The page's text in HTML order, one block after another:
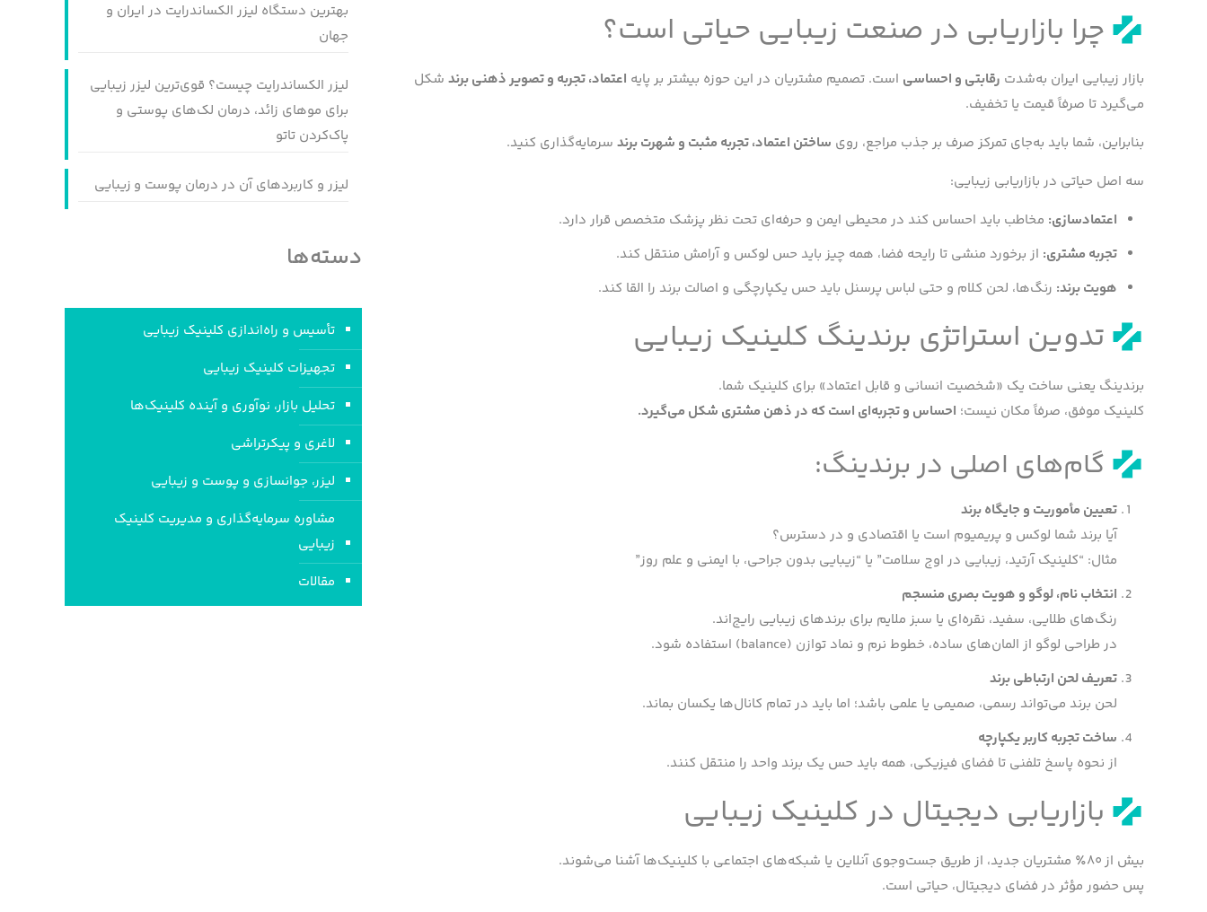
چرا بازاریابی در صنعت زیبایی حیاتی است؟
بازار زیبایی ایران به‌شدت رقابتی و احساسی است. تصمیم مشتریان در این حوزه بیشتر بر پایه اعتماد، تجربه و تصویر ذهنی برند شکل
می‌گیرد تا صرفاً قیمت یا تخفیف.
بنابراین، شما باید به‌جای تمرکز صرف بر جذب مراجع، روی ساختن اعتماد، تجربه مثبت و شهرت برند سرمایه‌گذاری کنید.
سه اصل حیاتی در بازاریابی زیبایی:
اعتمادسازی: مخاطب باید احساس کند در محیطی ایمن و حرفه‌ای تحت نظر پزشک متخصص قرار دارد.
تجربه مشتری: از برخورد منشی تا رایحه فضا، همه چیز باید حس لوکس و آرامش منتقل کند.
هویت برند: رنگ‌ها، لحن کلام و حتی لباس پرسنل باید حس یکپارچگی و اصالت برند را القا کند.
تدوین استراتژی برندینگ کلینیک زیبایی
برندینگ یعنی ساخت یک «شخصیت انسانی و قابل اعتماد» برای کلینیک شما.
کلینیک موفق، صرفاً مکان نیست؛ احساس و تجربه‌ای است که در ذهن مشتری شکل می‌گیرد.
گام‌های اصلی در برندینگ:
تعیین مأموریت و جایگاه برند
آیا برند شما لوکس و پریمیوم است یا اقتصادی و در دسترس؟
مثال: “کلینیک آرتید، زیبایی در اوج سلامت” یا “زیبایی بدون جراحی، با ایمنی و علم روز”
انتخاب نام، لوگو و هویت بصری منسجم
رنگ‌های طلایی، سفید، نقره‌ای یا سبز ملایم برای برندهای زیبایی رایج‌اند.
در طراحی لوگو از المان‌های ساده، خطوط نرم و نماد توازن (balance) استفاده شود.
تعریف لحن ارتباطی برند
لحن برند می‌تواند رسمی، صمیمی یا علمی باشد؛ اما باید در تمام کانال‌ها یکسان بماند.
ساخت تجربه کاربر یکپارچه
از نحوه پاسخ تلفنی تا فضای فیزیکی، همه باید حس یک برند واحد را منتقل کنند.
بازاریابی دیجیتال در کلینیک زیبایی
بیش از ۸۰٪ مشتریان جدید، از طریق جست‌وجوی آنلاین یا شبکه‌های اجتماعی با کلینیک‌ها آشنا می‌شوند.
پس حضور مؤثر در فضای دیجیتال، حیاتی است.
بهترین دستگاه لیزر الکساندرایت در ایران و
جهان
لیزر الکساندرایت چیست؟ قوی‌ترین لیزر زیبایی
برای موهای زائد، درمان لک‌های پوستی و
پاک‌کردن تاتو
لیزر و کاربردهای آن در درمان پوست و زیبایی
دسته‌ها
تأسیس و راه‌اندازی کلینیک‌ زیبایی
تجهیزات کلینیک زیبایی
تحلیل بازار، نوآوری و آینده کلینیک‌ها
لاغری و پیکرتراشی
لیزر، جوانسازی و پوست و زیبایی
مشاوره سرمایه‌گذاری و مدیریت کلینیک
زیبایی
مقالات